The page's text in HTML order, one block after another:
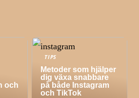
och
TIPS
Metoder som hjälper
dig växa snabbare
på både Instagram
och TikTok